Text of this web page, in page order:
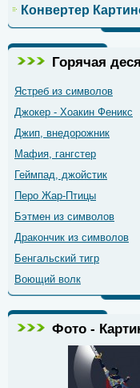
Конвертер
Горячая
Ястреб из символов
Джокер - Хоакин Феникс
Джип, внедорожник
Мафия, гангстер
Геймпад, джойстик
Перо Жар-Птицы
Бэтмен из символов
Дракончик из символов
Бенгальский тигр
Воющий волк
Фото -